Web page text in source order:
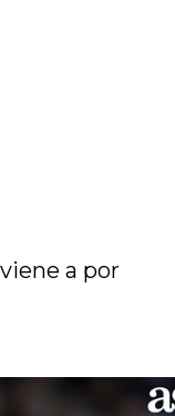
a por